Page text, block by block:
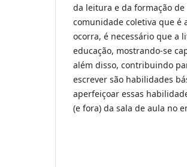
da leitura e da formação
comunidade coletiva que é
ocorra, é necessário que a
educação, mostrando-se
além disso, contribuindo
escrever são habilidades
aperfeiçoar essas
(e fora) da sala de aula no